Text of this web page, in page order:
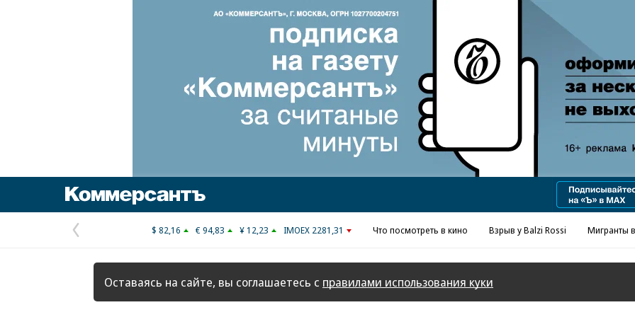
Реклама в «Ъ» www.kommersant.ru/ad
Предыдущая
страница
$ 82,16 € 94,83 ¥ 12,23 IMOEX 2281,31 Что посмотреть в кино Взрыв у Balzi Rossi Мигранты
Оставаясь на сайте, вы соглашаетесь с правилами использования куки